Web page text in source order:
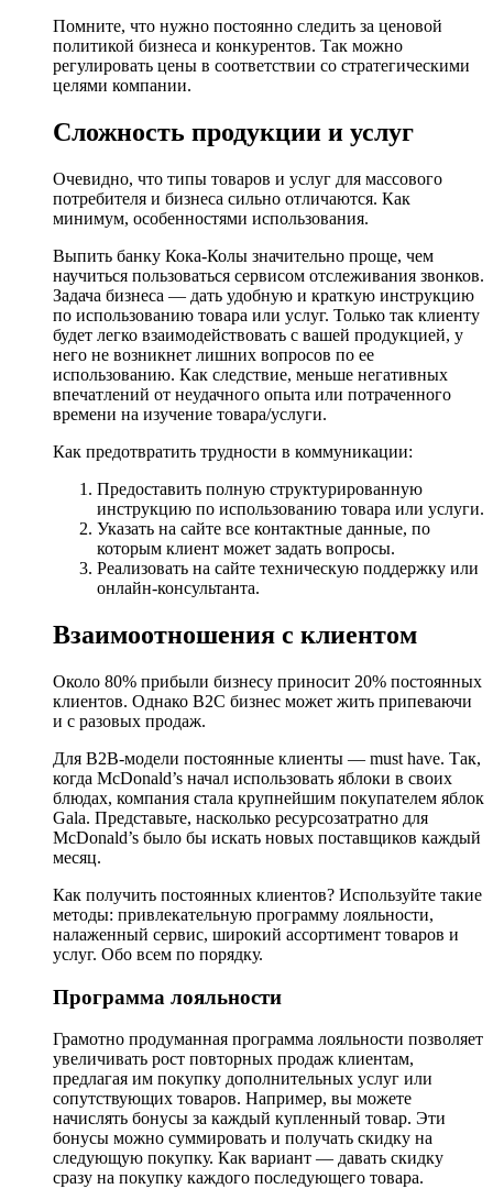
Помните, что нужно постоянно следить за ценовой
политикой бизнеса и конкурентов. Так можно
регулировать цены в соответствии со стратегическими
целями компании.
Сложность продукции и услуг
Очевидно, что типы товаров и услуг для массового
потребителя и бизнеса сильно отличаются. Как
минимум, особенностями использования.
Выпить банку Кока-Колы значительно проще, чем
научиться пользоваться сервисом отслеживания звонков.
Задача бизнеса — дать удобную и краткую инструкцию
по использованию товара или услуг. Только так клиенту
будет легко взаимодействовать с вашей продукцией, у
него не возникнет лишних вопросов по ее
использованию. Как следствие, меньше негативных
впечатлений от неудачного опыта или потраченного
времени на изучение товара/услуги.
Как предотвратить трудности в коммуникации:
Предоставить полную структурированную
инструкцию по использованию товара или услуги.
Указать на сайте все контактные данные, по
которым клиент может задать вопросы.
Реализовать на сайте техническую поддержку или
онлайн-консультанта.
Взаимоотношения с клиентом
Около 80% прибыли бизнесу приносит 20% постоянных
клиентов. Однако B2C бизнес может жить припеваючи
и с разовых продаж.
Для B2B-модели постоянные клиенты — must have. Так,
когда McDonald’s начал использовать яблоки в своих
блюдах, компания стала крупнейшим покупателем яблок
Gala. Представьте, насколько ресурсозатратно для
McDonald’s было бы искать новых поставщиков каждый
месяц.
Как получить постоянных клиентов? Используйте такие
методы: привлекательную программу лояльности,
налаженный сервис, широкий ассортимент товаров и
услуг. Обо всем по порядку.
Программа лояльности
Грамотно продуманная программа лояльности позволяет
увеличивать рост повторных продаж клиентам,
предлагая им покупку дополнительных услуг или
сопутствующих товаров. Например, вы можете
начислять бонусы за каждый купленный товар. Эти
бонусы можно суммировать и получать скидку на
следующую покупку. Как вариант — давать скидку
сразу на покупку каждого последующего товара.